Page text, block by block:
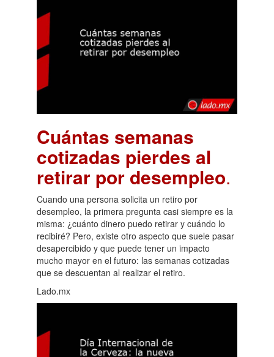
Cuántas semanas
cotizadas pierdes al
retirar por desempleo.
Cuando una persona solicita un retiro por
desempleo, la primera pregunta casi siempre es la
misma: ¿cuánto dinero puedo retirar y cuándo lo
recibiré? Pero, existe otro aspecto que suele pasar
desapercibido y que puede tener un impacto
mucho mayor en el futuro: las semanas cotizadas
que se descuentan al realizar el retiro.
Lado.mx